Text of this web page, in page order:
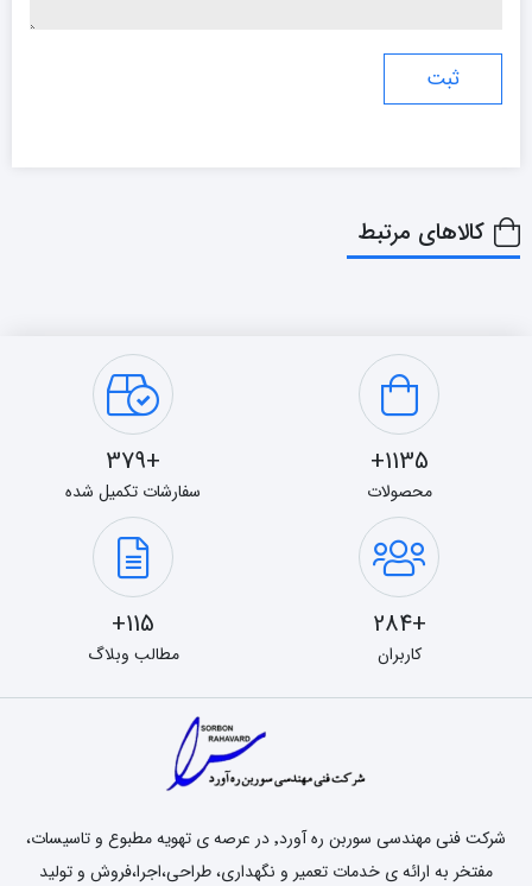
کالاهای مرتبط
1135+
محصولات
+379
سفارشات تکمیل شده
+284
کاربران
115+
مطالب وبلاگ
شرکت فنی مهندسی سوربن ره آورد٬ در عرصه ی تهویه مطبوع و تاسیسات،
مفتخر به ارائه ی خدمات تعمیر و نگهداری، طراحی،اجرا،فروش و تولید